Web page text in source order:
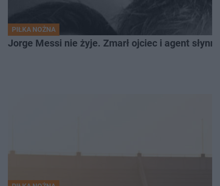
PIŁKA NOŻNA
Jorge Messi nie żyje. Zmarł ojciec i agent